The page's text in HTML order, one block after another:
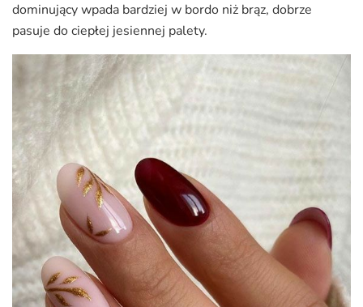
dominujący wpada bardziej w bordo niż brąz, dobrze
pasuje do ciepłej jesiennej palety.